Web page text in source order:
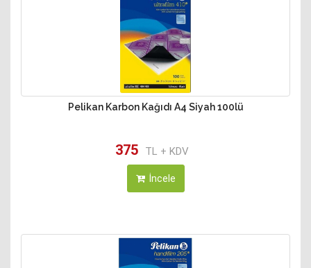
Pelikan Karbon Kağıdı A4 Siyah 100lü
375 TL + KDV
İncele